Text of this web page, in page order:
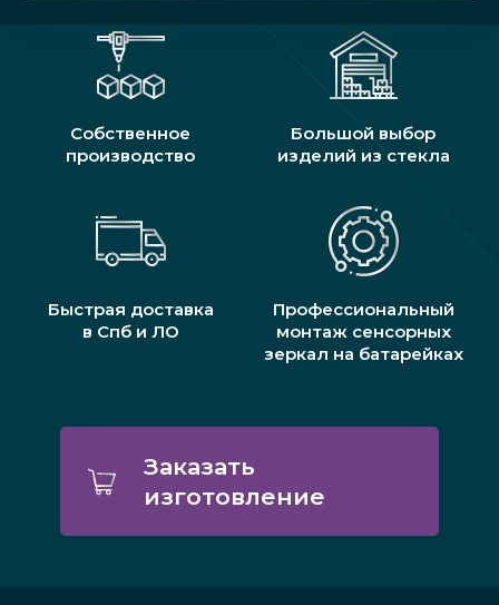
Собственное
производство
Большой выбор
изделий из стекла
Быстрая доставка
в Спб и ЛО
Профессиональный
монтаж сенсорных
зеркал на батарейках
Заказать
изготовление